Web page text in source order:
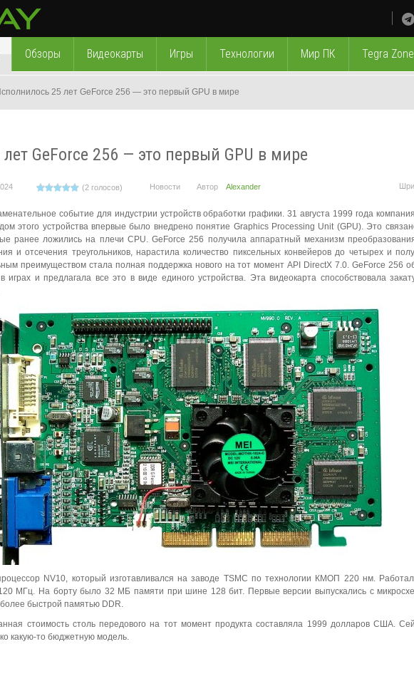
Обзоры Видеокарты Игры Технологии Мир ПК Tegra Zone
25 лет GeForce 256 — это первый GPU в мире
GeForce 256 — это первый GPU в мире
(2 голосов) Новости Автор Alexander
событие для индустрии устройств обработки графики. 31 августа 1999 года
этого устройства впервые было внедрено понятие Graphics Processing Unit (GPU). Это
ранее ложились на плечи CPU. GeForce 256 получила аппаратный механизм
и отсечения треугольников, нарастила количество пиксельных конвейеров до четырех и
преимуществом стала полная поддержка нового на тот момент API DirectX 7.0. GeForce 256
играх и предлагала все это в виде единого устройства. Эта видеокарта способствовала
NV10, который изготавливался на заводе TSMC по технологии КМОП 220 нм.
МГц. На борту было 32 МБ памяти при шине 128 бит. Первые версии выпускались с
быстрой памятью DDR.
стоимость столь передового на тот момент продукта составляла 1999 долларов США.
какую-то бюджетную модель.